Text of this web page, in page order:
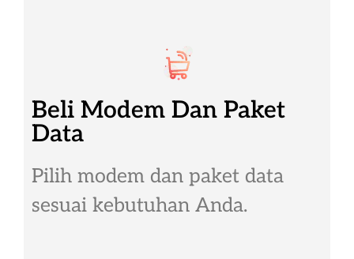
Beli Modem Dan Paket
Data
Pilih modem dan paket data
sesuai kebutuhan Anda.